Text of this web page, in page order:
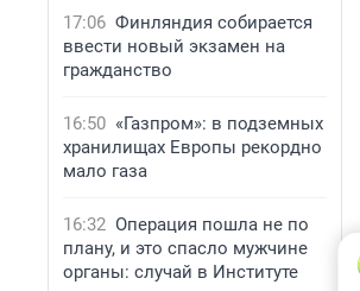
17:06 Финляндия собирается
ввести новый экзамен на
гражданство
16:50 «Газпром»: в подземных
хранилищах Европы рекордно
мало газа
16:32 Операция пошла не по
плану, и это спасло мужчине
органы: случай в Институте